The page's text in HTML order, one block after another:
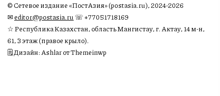
© Сетевое издание «ПостАзия» (postasia.ru), 2024-2026
✉︎editor@postasia.ru ☏ +77051718169
☆ Республика Казахстан, область Мангистау, г. Актау, 14 м-н,
61, 3 этаж (правое крыло).
🗒 Дизайн: Ashlar от Themeinwp